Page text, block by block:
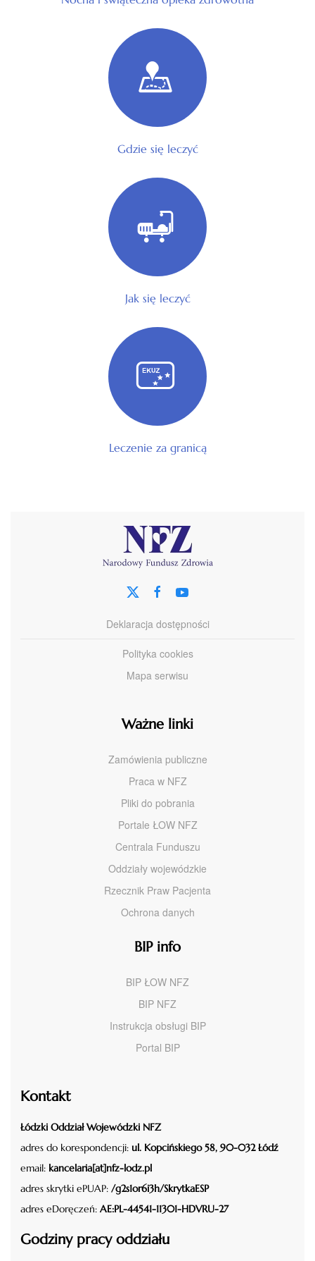
Gdzie się leczyć
Jak się leczyć
Leczenie za granicą
Deklaracja dostępności
Polityka cookies
Mapa serwisu
Ważne linki
Zamówienia publiczne
Praca w NFZ
Pliki do pobrania
Portale ŁOW NFZ
Centrala Funduszu
Oddziały wojewódzkie
Rzecznik Praw Pacjenta
Ochrona danych
BIP info
BIP ŁOW NFZ
BIP NFZ
Instrukcja obsługi BIP
Portal BIP
Kontakt
Łódzki Oddział Wojewódzki NFZ
adres do korespondencji: ul. Kopcińskiego 58, 90-032 Łódź
email: kancelaria[at]nfz-lodz.pl
adres skrytki ePUAP: /g2s1or6i3h/SkrytkaESP
adres eDoręczeń: AE:PL-44541-11301-HDVRU-27
Godziny pracy oddziału